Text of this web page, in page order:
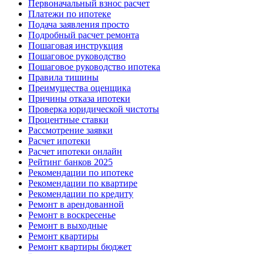
Первоначальный взнос расчет
Платежи по ипотеке
Подача заявления просто
Подробный расчет ремонта
Пошаговая инструкция
Пошаговое руководство
Пошаговое руководство ипотека
Правила тишины
Преимущества оценщика
Причины отказа ипотеки
Проверка юридической чистоты
Процентные ставки
Рассмотрение заявки
Расчет ипотеки
Расчет ипотеки онлайн
Рейтинг банков 2025
Рекомендации по ипотеке
Рекомендации по квартире
Рекомендации по кредиту
Ремонт в арендованной
Ремонт в воскресенье
Ремонт в выходные
Ремонт квартиры
Ремонт квартиры бюджет